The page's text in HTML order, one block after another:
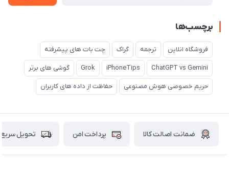
برچسب‌ها
فروشگاه انلاین ترجمه گراک چت بات های پیشرفته
ChatGPT vs Gemini
iPhoneTips
Grok گوشی های برتر
حریم خصوصی هوش مصنوعی حفاظت از داده های کاربران
ضمانت اصالت کالا پرداخت امن تحویل سریع